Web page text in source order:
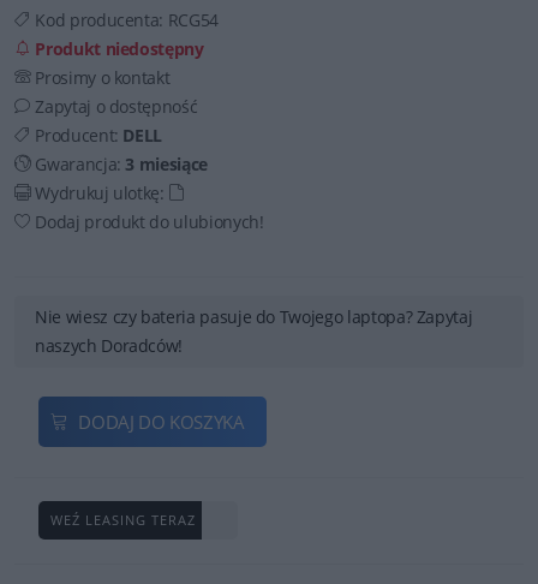
Kod producenta: RCG54
Produkt niedostępny
Prosimy o kontakt
Zapytaj o dostępność
Producent: DELL
Gwarancja:3 miesiące
Wydrukuj ulotkę:
Dodaj produkt do ulubionych!
Nie wiesz czy bateria pasuje do Twojego laptopa? Zapytaj
naszych Doradców!
DODAJ DO KOSZYKA
WEŹ LEASING TERAZ